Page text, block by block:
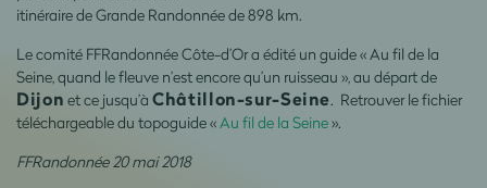
itinéraire de Grande Randonnée de 898 km.
Le comité FFRandonnée Côte-d’Or a édité un guide « Au fil de la
Seine, quand le fleuve n’est encore qu’un ruisseau », au départ de
Dijon et ce jusqu’àChâtillon-sur-Seine. Retrouver le fichier
téléchargeable du topoguide «Au fil de la Seine».
FFRandonnée 20 mai 2018